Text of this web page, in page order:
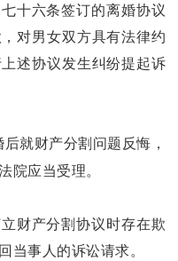
十六条签订的离婚协议
对男女双方具有法律约
述协议发生纠纷提起诉
就财产分割问题反悔，
院应当受理。
财产分割协议时存在欺
当事人的诉讼请求。